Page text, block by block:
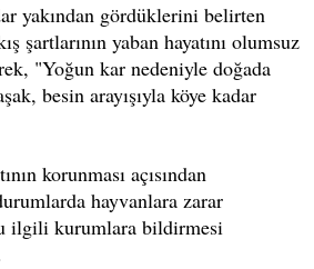
yakından gördüklerini belirten
şartlarının yaban hayatını olumsuz
"Yoğun kar nedeniyle doğada
besin arayışıyla köye kadar
korunması açısından
hayvanlara zarar
ilgili kurumlara bildirmesi